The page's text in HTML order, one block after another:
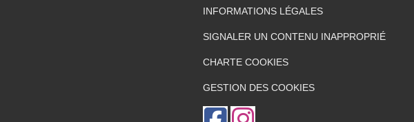
INFORMATIONS LÉGALES
SIGNALER UN CONTENU INAPPROPRIÉ
CHARTE COOKIES
GESTION DES COOKIES